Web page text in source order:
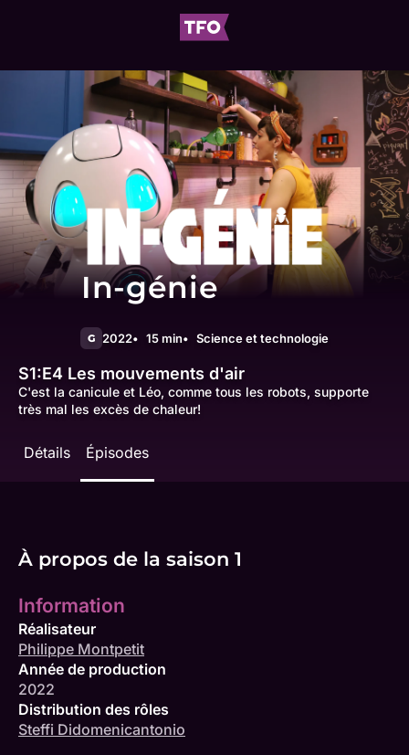
In-génie
G 2022 15 min Science et technologie
S1:E4 Les mouvements d'air
C'est la canicule et Léo, comme tous les robots, supporte
très mal les excès de chaleur!
Détails Épisodes
À propos de la saison 1
Information
Réalisateur
Philippe Montpetit
Année de production
2022
Distribution des rôles
Steffi Didomenicantonio